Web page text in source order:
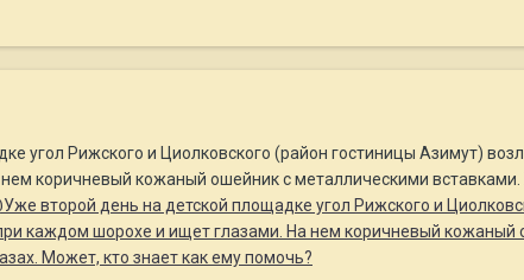
угол Рижского и Циолковского (район гостиницы Азимут)
коричневый кожаный ошейник с металлическими вставками.
второй день на детской площадке угол Рижского и
каждом шорохе и ищет глазами. На нем коричневый кожаный
Может, кто знает как ему помочь?